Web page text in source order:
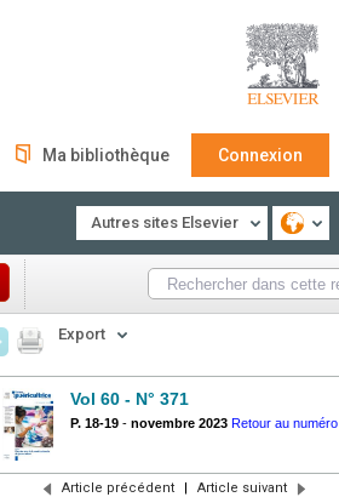
Ma bibliothèque Connexion
Autres sites Elsevier
Export
Vol 60 - N° 371
P. 18-19 - novembre 2023 Retour au numéro
Article précédent | Article suivant